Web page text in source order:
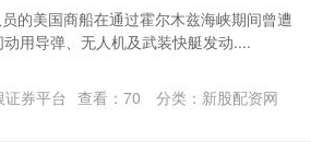
的美国商船在通过霍尔木兹海峡期间曾遭
用导弹、无人机及武装快艇发动....
证券平台 查看： 70 分类： 新股配资网